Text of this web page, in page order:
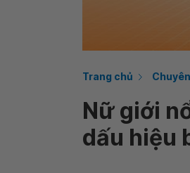
Trang chủ
Nữ giới
dấu hiệu